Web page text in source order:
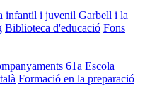
infantil i juvenil Garbell i la
Biblioteca d'educació Fons
61a Escola
Formació en la preparació